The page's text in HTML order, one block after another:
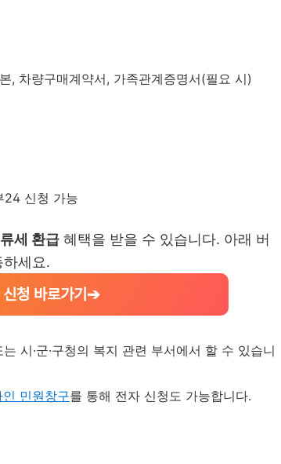
, 차량구매계약서, 가족관계증명서(필요 시)
24 신청 가능
세 환급 혜택을 받을 수 있습니다. 아래 버
세요.
신청 바로가기➔
시·군·구청의 복지 관련 부서에서 할 수 있습니
민원창구를 통해 전자 신청도 가능합니다.